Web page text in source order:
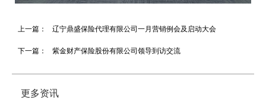
上一篇： 辽宁鼎盛保险代理有限公司一月营销例会及启动大会
下一篇： 紫金财产保险股份有限公司领导到访交流
更多资讯